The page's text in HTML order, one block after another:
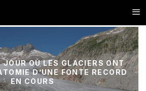
OÙ LES GLACIERS ONT
D’UNE FONTE RECORD
EN COURS